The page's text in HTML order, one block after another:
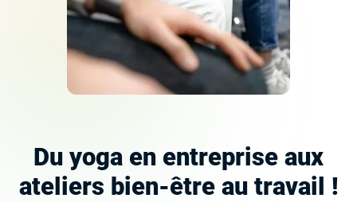
Du yoga en entreprise aux
ateliers bien-être au travail !